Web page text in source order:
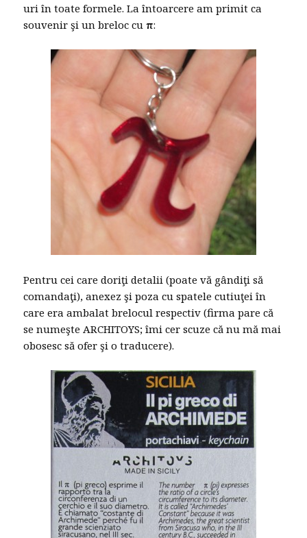
uri în toate formele. La întoarcere am primit ca
souvenir şi un breloc cuπ:
Pentru cei care doriţi detalii (poate vă gândiţi să
comandaţi), anexez şi poza cu spatele cutiuţei în
care era ambalat brelocul respectiv (firma pare că
se numeşte ARCHITOYS; îmi cer scuze că nu mă mai
obosesc să ofer şi o traducere).